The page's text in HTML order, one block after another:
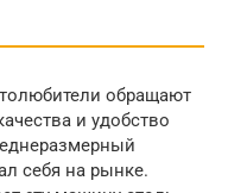
обращают
и удобство
себя на рынке.